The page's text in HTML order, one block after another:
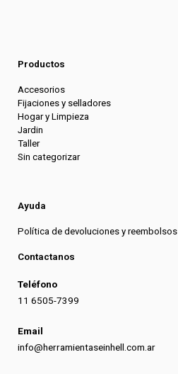
Productos
Accesorios
Fijaciones y selladores
Hogar y Limpieza
Jardin
Taller
Sin categorizar
Ayuda
Política de devoluciones y reembolsos
Contactanos
Teléfono
11 6505-7399
Email
info@herramientaseinhell.com.ar